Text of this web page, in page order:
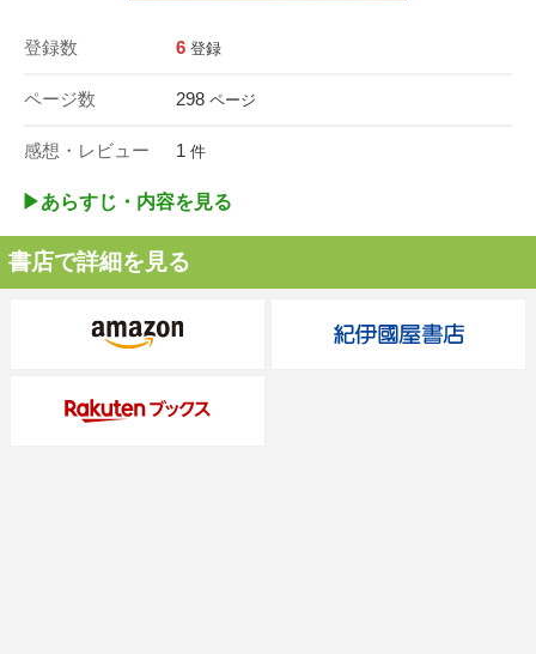
登録数 6 登録
ページ数 298 ページ
感想・レビュー 1 件
▶︎あらすじ・内容を見る
書店で詳細を見る